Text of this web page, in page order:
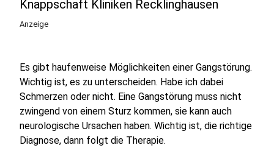
Knappschaft Kliniken Recklinghausen
Anzeige
Es gibt haufenweise Möglichkeiten einer Gangstörung.
Wichtig ist, es zu unterscheiden. Habe ich dabei
Schmerzen oder nicht. Eine Gangstörung muss nicht
zwingend von einem Sturz kommen, sie kann auch
neurologische Ursachen haben. Wichtig ist, die richtige
Diagnose, dann folgt die Therapie.